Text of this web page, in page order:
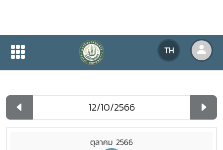
TH
ปฏิทินกิจกรรมของหน่วยงาน
ปฏิทินกิจกรรมของหน่วยงาน
ตุลาคม 2566